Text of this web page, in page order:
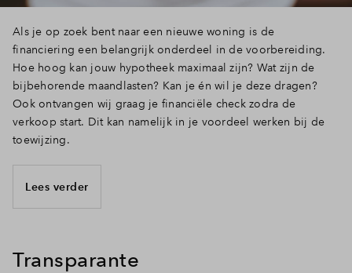
Als je op zoek bent naar een nieuwe woning is de
financiering een belangrijk onderdeel in de voorbereiding.
Hoe hoog kan jouw hypotheek maximaal zijn? Wat zijn de
bijbehorende maandlasten? Kan je én wil je deze dragen?
Ook ontvangen wij graag je financiële check zodra de
verkoop start. Dit kan namelijk in je voordeel werken bij de
toewijzing.
Lees verder
Transparante